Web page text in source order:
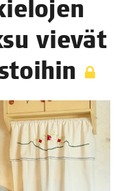
vie­vät